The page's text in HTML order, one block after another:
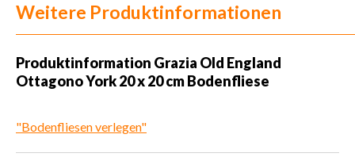
Weitere Produktinformationen
Produktinformation Grazia Old England
Ottagono York 20 x 20 cm Bodenfliese
"Bodenfliesen verlegen"